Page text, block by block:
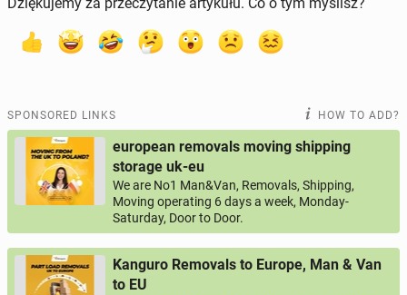
SPONSORED LINKS HOW TO ADD?
european removals moving shipping
storage uk-eu
We are No1 Man&Van, Removals, Shipping,
Moving operating 6 days a week, Monday-
Saturday, Door to Door.
Kanguro Removals to Europe, Man & Van
to EU